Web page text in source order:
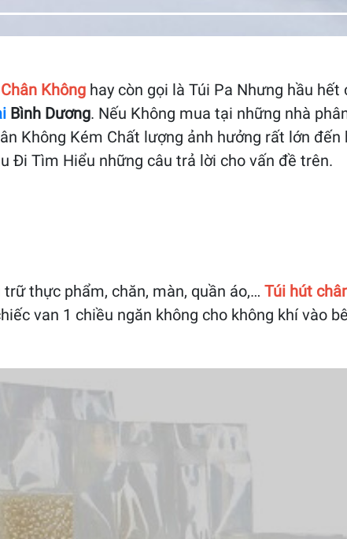
Khônghay còn gọi là Túi Pa Nhưng hầu
Bình Dương. Nếu Không mua tại những nhà
Không Kém Chất lượng ảnh hưởng rất lớn
Đi Tìm Hiểu những câu trả lời cho vấn đề trên.
thực phẩm, chăn, màn, quần áo,… Túi hút
van 1 chiều ngăn không cho không khí vào